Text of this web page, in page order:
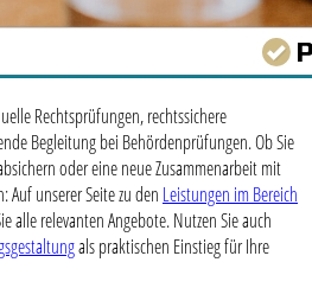
Rechtsprüfungen, rechtssichere
Begleitung bei Behördenprüfungen. Ob Sie
oder eine neue Zusammenarbeit mit
Auf unserer Seite zu den Leistungen im Bereich
alle relevanten Angebote. Nutzen Sie auch
als praktischen Einstieg für Ihre